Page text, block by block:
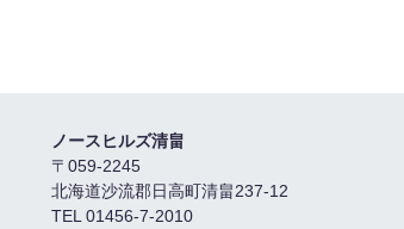
ノースヒルズ清畠
〒059-2245
北海道沙流郡日高町清畠237-12
TEL 01456-7-2010